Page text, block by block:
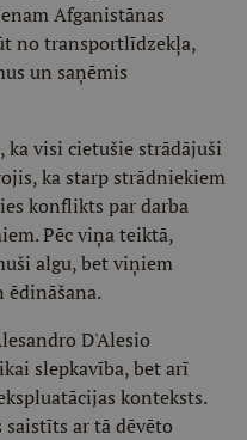
Afganistānas
no transportlīdzekļa,
un saņēmis
visi cietušie strādājuši
ka starp strādniekiem
konflikts par darba
Pēc viņa teiktā,
algu, bet viņiem
D'Alesio
slepkavība, bet arī
konteksts.
ar tā dēvēto